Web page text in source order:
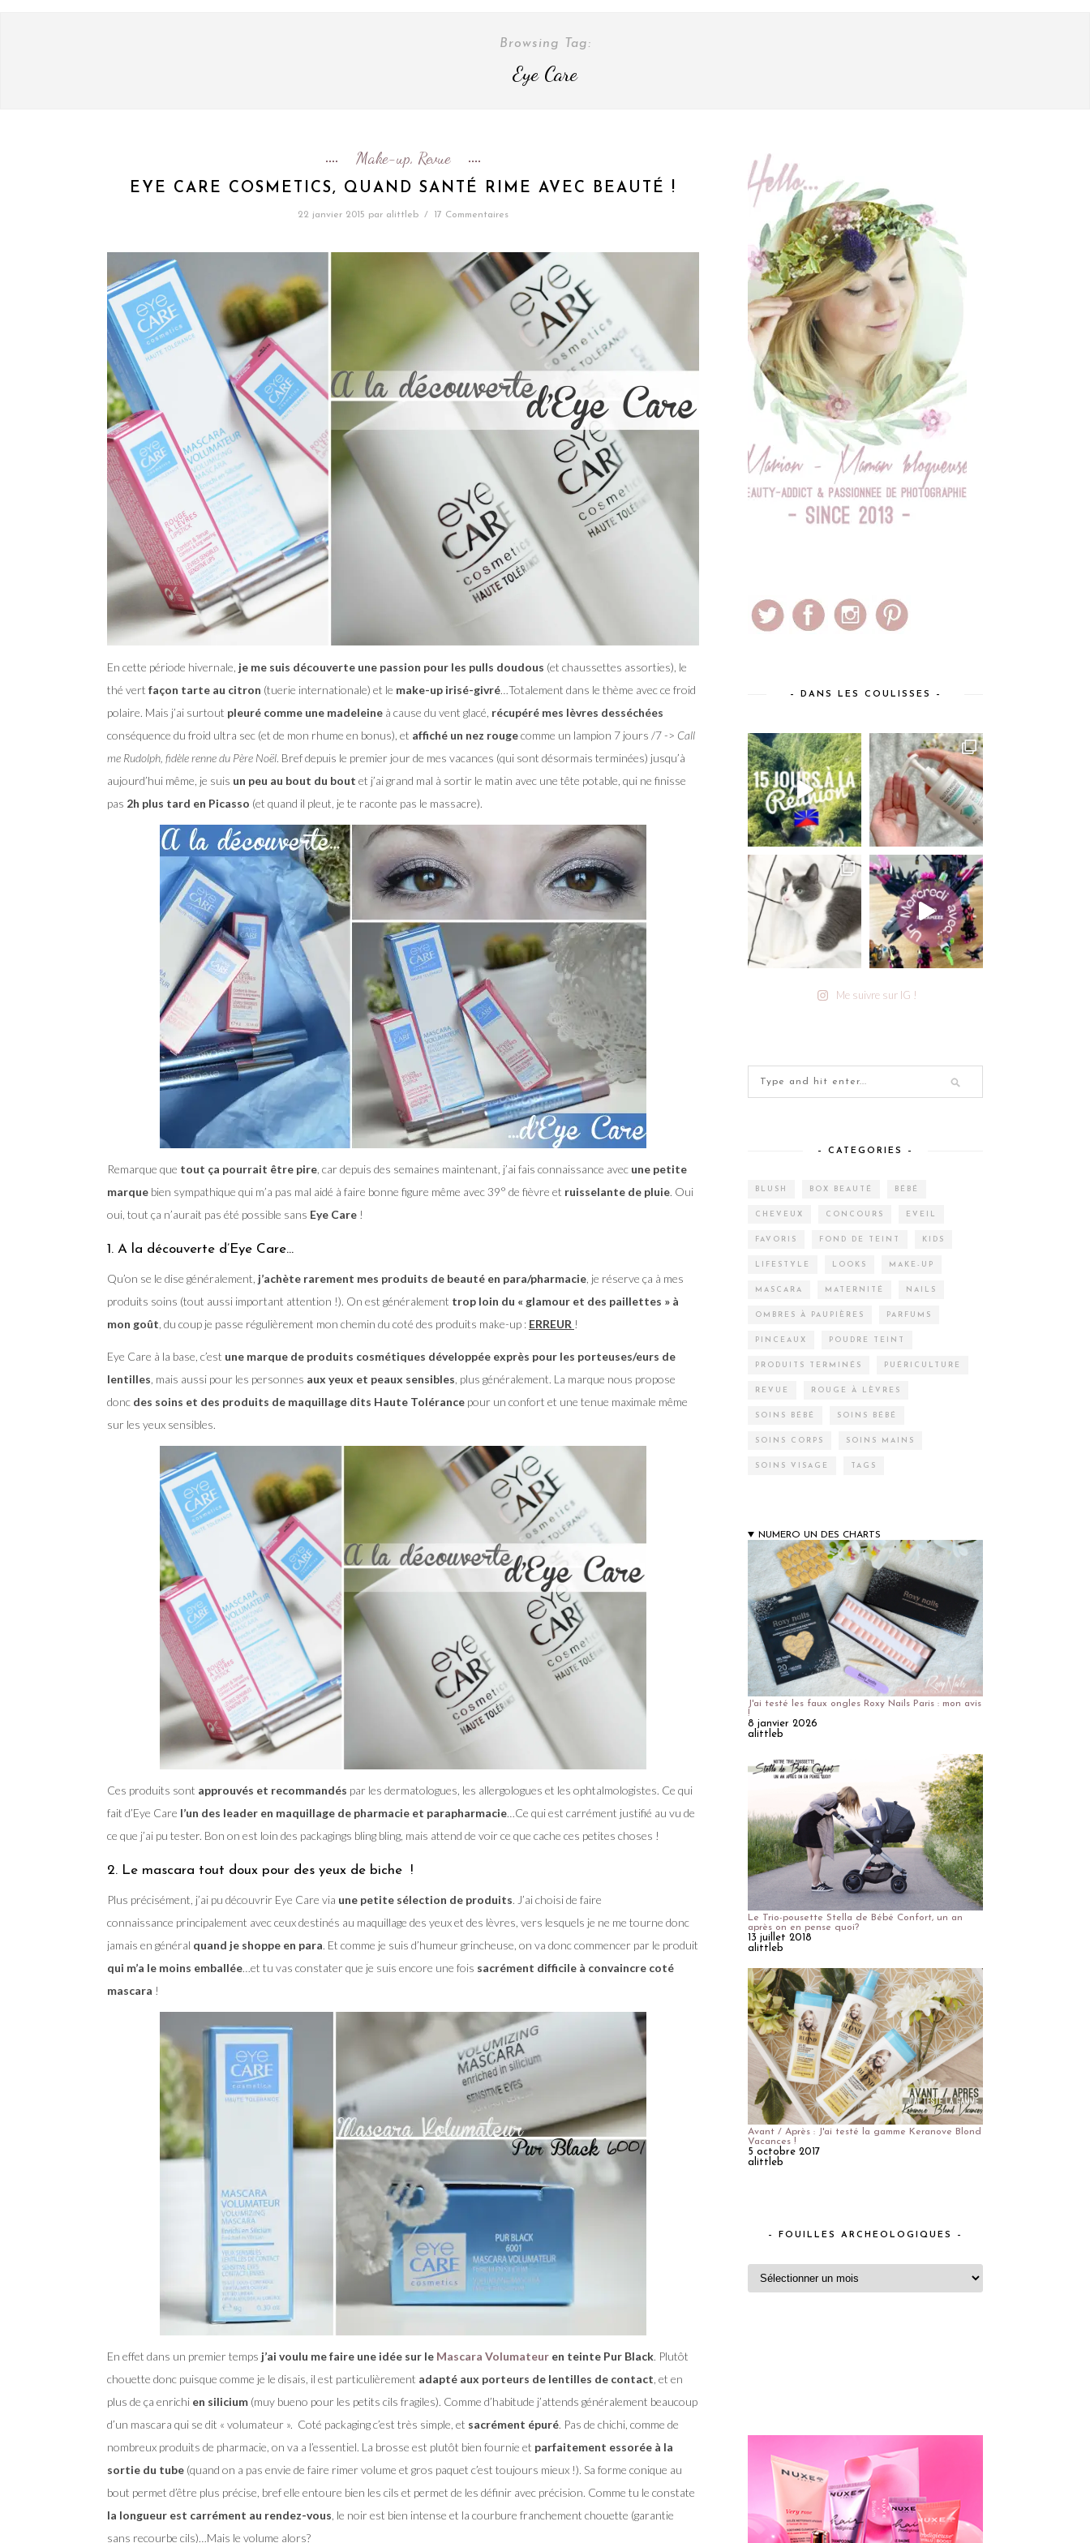
Browsing Tag:
Eye Care
Make-up, Revue
EYE CARE COSMETICS, QUAND SANTÉ RIME AVEC BEAUTÉ !
22 janvier 2015 par alittleb / 17 Commentaires
En cette période hivernale, je me suis découverte une passion pour les pulls doudous (et chaussettes assorties), le
thé vert façon tarte au citron (tuerie internationale) et le make-up irisé-givré…Totalement dans le thème avec ce froid
polaire. Mais j’ai surtout pleuré comme une madeleine à cause du vent glacé, récupéré mes lèvres desséchées
conséquence du froid ultra sec (et de mon rhume en bonus), et affiché un nez rougecomme un lampion 7 jours /7 -> Call
me Rudolph, fidèle renne du Père Noël. Bref depuis le premier jour de mes vacances (qui sont désormais terminées) jusqu’à
aujourd’hui même, je suis un peu au bout du bout et j’ai grand mal à sortir le matin avec une tête potable, qui ne finisse
pas 2h plus tard en Picasso (et quand il pleut, je te raconte pas le massacre).
Remarque que tout ça pourrait être pire , car depuis des semaines maintenant, j’ai fais connaissance avec une petite
marque bien sympathique qui m’a pas mal aidé à faire bonne figure même avec 39° de fièvre et ruisselante de pluie. Oui
oui, tout ça n’aurait pas été possible sans Eye Care !
1. A la découverte d’Eye Care…
Qu’on se le dise généralement, j’achète rarement mes produits de beauté en para/pharmacie , je réserve ça à mes
produits soins (tout aussi important attention !). On est généralement trop loin du « glamour et des paillettes » à
mon goût , du coup je passe régulièrement mon chemin du coté des produits make-up : ERREUR !
Eye Care à la base, c’est une marque de produits cosmétiques développée exprès pour les porteuses/eurs de
lentilles , mais aussi pour les personnes aux yeux et peaux sensibles , plus généralement. La marque nous propose
donc des soins et des produits de maquillage dits Haute Tolérance pour un confort et une tenue maximale même
sur les yeux sensibles.
Ces produits sont approuvés et recommandés par les dermatologues, les allergologues et les ophtalmologistes. Ce qui
fait d’Eye Care l’un des leader en maquillage de pharmacie et parapharmacie…Ce qui est carrément justifié au vu de
ce que j’ai pu tester. Bon on est loin des packagings bling bling, mais attend de voir ce que cache ces petites choses !
2. Le mascara tout doux pour des yeux de biche !
Plus précisément, j’ai pu découvrir Eye Care via une petite sélection de produits. J’ai choisi de faire
connaissance principalement avec ceux destinés au maquillage des yeux et des lèvres, vers lesquels je ne me tourne donc
jamais en général quand je shoppe en para. Et comme je suis d’humeur grincheuse, on va donc commencer par le produit
qui m’a le moins emballée…et tu vas constater que je suis encore une fois sacrément difficile à convaincre coté
mascara !
En effet dans un premier temps j’ai voulu me faire une idée sur le Mascara Volumateur en teinte Pur Black. Plutôt
chouette donc puisque comme je le disais, il est particulièrement adapté aux porteurs de lentilles de contact , et en
plus de ça enrichi en silicium (muy bueno pour les petits cils fragiles). Comme d’habitude j’attends généralement beaucoup
d’un mascara qui se dit « volumateur ». Coté packaging c’est très simple, et sacrément épuré. Pas de chichi, comme de
nombreux produits de pharmacie, on va a l’essentiel. La brosse est plutôt bien fournie et parfaitement essorée à la
sortie du tube (quand on a pas envie de faire rimer volume et gros paquet c’est toujours mieux !). Sa forme conique au
bout permet d’être plus précise, bref elle entoure bien les cils et permet de les définir avec précision. Comme tu le constate
la longueur est carrément au rendez-vous , le noir est bien intense et la courbure franchement chouette (garantie
sans recourbe cils)…Mais le volume alors?
– DANS LES COULISSES –
Me suivre sur IG !
– CATEGORIES –
BLUSH BOX BEAUTÉ BÉBÉ
CHEVEUX CONCOURS EVEIL
FAVORIS FOND DE TEINT KIDS
LIFESTYLE LOOKS MAKE-UP
MASCARA MATERNITÉ NAILS
OMBRES À PAUPIÈRES PARFUMS
PINCEAUX POUDRE TEINT
PRODUITS TERMINÉS PUÉRICULTURE
REVUE ROUGE À LÈVRES
SOINS BÉBÉ SOINS BÉBÉ
SOINS CORPS SOINS MAINS
SOINS VISAGE TAGS
NUMERO UN DES CHARTS
J'ai testé les faux ongles Roxy Nails Paris : mon avis
!
8 janvier 2026
alittleb
Le Trio-pousette Stella de Bébé Confort, un an
après on en pense quoi?
13 juillet 2018
alittleb
Avant / Après : J'ai testé la gamme Keranove Blond
Vacances !
5 octobre 2017
alittleb
– FOUILLES ARCHEOLOGIQUES –